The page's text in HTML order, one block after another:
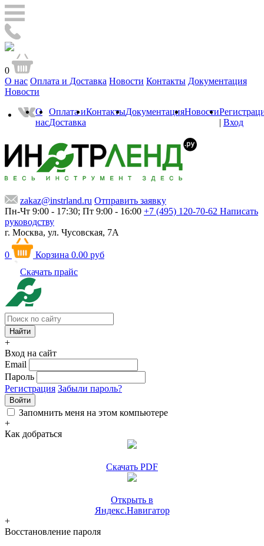
0
О нас Оплата и Доставка Новости Контакты Документация
Новости
О
нас
Оплата и
Доставка
КонтактыДокументацияНовости
| Вход
zakaz@instrland.ru Отправить заявку
Пн-Чт 9:00 - 17:30; Пт 9:00 - 16:00 +7 (495) 120-70-62 Написать
руководству
г. Москва, ул. Чусовская, 7А
0 Корзина 0.00 руб
Скачать прайс
+
Вход на сайт
Email
Пароль
Регистрация Забыли пароль?
Войти
Запомнить меня на этом компьютере
+
Как добраться
Скачать PDF
Открыть в
Яндекс.Навигатор
+
Восстановление пароля